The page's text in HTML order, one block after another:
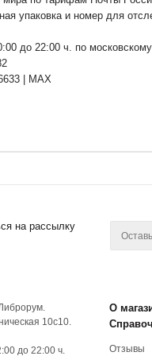
упаковка и номер для
до 22:00 ч. по
| MAX
на рассылку
10с10.
до 22:00 ч.
О
Отзывы